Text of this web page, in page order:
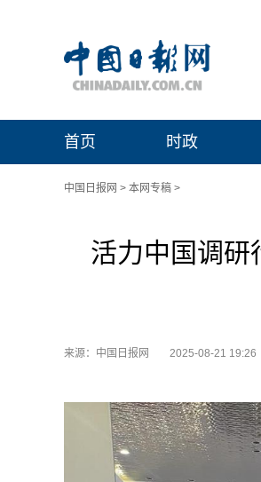
首页 时政
中国日报网 > 本网专稿 >
活力中国调研
来源：中国日报网 2025-08-21 19:26